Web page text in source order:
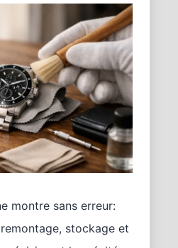
montre sans erreur:
stockage et